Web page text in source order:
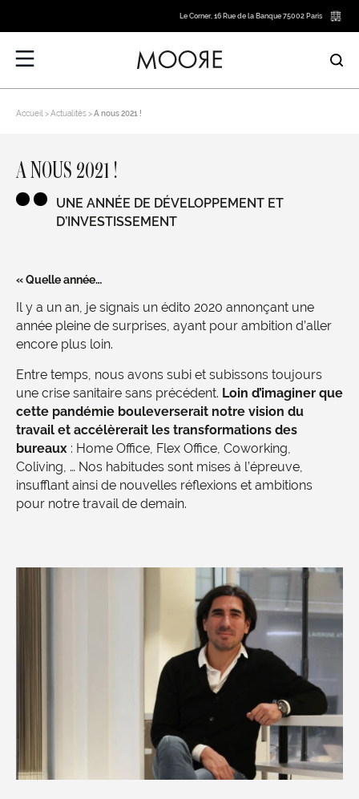
Le Corner, 16 Rue de la Banque 75002 Paris
Accueil Actualités A nous 2021 !
A NOUS 2021 !
UNE ANNÉE DE DÉVELOPPEMENT ET
D’INVESTISSEMENT
« Quelle année…
Il y a un an, je signais un édito 2020 annonçant une
année pleine de surprises, ayant pour ambition d’aller
encore plus loin.
Entre temps, nous avons subi et subissons toujours
une crise sanitaire sans précédent. Loin d’imaginer que
cette pandémie bouleverserait notre vision du
travail et accélèrerait les transformations des
bureaux : Home Office, Flex Office, Coworking,
Coliving, … Nos habitudes sont mises à l’épreuve,
insufflant ainsi de nouvelles réflexions et ambitions
pour notre travail de demain.